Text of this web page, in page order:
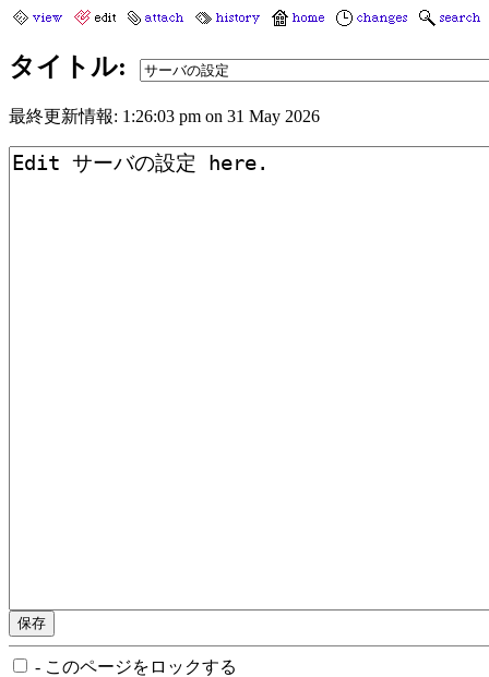
タイトル:
最終更新情報: 1:26:03 pm on 31 May 2026
- このページをロックする